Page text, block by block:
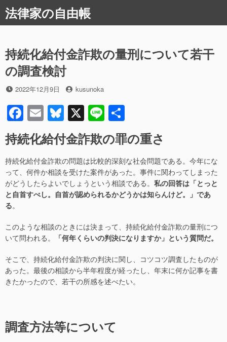
ン
テ
ツ
へ
ス
法律家の自由帳
持続化給付金詐欺の量刑について若干
の調査検討
投
日
2022年12月9日
投
者
kusunoka
F
a
c
e
b
o
k
E
m
ail
Bl
u
e
sk
y
X Li
n
e
有
持続化給付金詐欺の罪の重さ
持続化給付金詐欺の問題は比較的深刻な社会問題である。今年にな
って、何件か相談を受けた案件があった。事件に関わってしまった
がどうしたらよいでしょうという相談である。 私の回答は「とっと
と自首すべし。自首が認められるかどうかは知らんけど。」であ
る。
このような相談のときには決まって、持続化給付金詐欺の量刑につ
いて問われる。
「何年くらいの判決になりますか」という質問だ。
そこで、持続化給付金詐欺の判決に関し、コツコツ調査したものが
あった。最後の相談から半年程度が経ったし、年末に何か記事を書
きたかったので、若干の所感を述べたい。
調査方法等について